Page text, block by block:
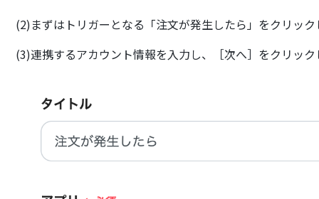
(2)まずはトリガーとなる「注文が発生したら」をクリック
(3)連携するアカウント情報を入力し、［次へ］をクリッ